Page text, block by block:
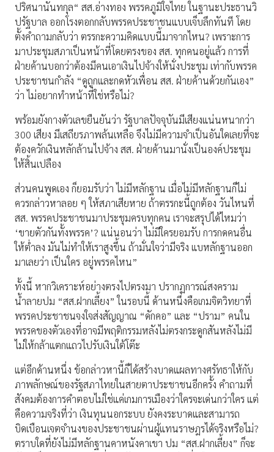
ปริศนานันทกุล“ สส.อ่างทอง พรรคภูมิใจไทย ในฐานะประธานวิ
ปรัฐบาล ออกโรงตอกกลับพรรคประชาชนแบบเจ็บลึกทันที โดย
ตั้งคำถามกลับว่า ตรรกะความคิดแบบนี้มาจากไหน? เพราะการ
มาประชุมสภาเป็นหน้าที่โดยตรงของ สส. ทุกคนอยู่แล้ว การที่
ฝ่ายค้านบอกว่าต้องมีคนเอาเงินไปจ้างให้นั่งประชุม เท่ากับพรรค
ประชาชนกำลัง “ดูถูกและกดหัวเพื่อน สส. ฝ่ายค้านด้วยกันเอง”
ว่า ไม่อยากทำหน้าที่ใช่หรือไม่?
พร้อมยังกางตัวเลขยืนยันว่า รัฐบาลปัจจุบันมีเสียงแน่นหนากว่า
300 เสียง มีเสถียรภาพล้นเหลือ จึงไม่มีความจำเป็นอันใดเลยที่จะ
ต้องควักเงินหลักล้านไปจ้าง สส. ฝ่ายค้านมานั่งเป็นองค์ประชุม
ให้สิ้นเปลือง
ส่วนคนพูดเอง ก็ยอมรับว่า ไม่มีหลักฐาน เมื่อไม่มีหลักฐานก็ไม่
ควรกล่าวหาลอย ๆ ให้สภาเสียหาย ถ้าตรรกะนี้ถูกต้อง วันไหนที่
สส. พรรคประชาชนมาประชุมครบทุกคน เราจะสรุปได้ไหมว่า
‘ขายตัวกันทั้งพรรค’? แน่นอนว่า ไม่มีใครยอมรับ การกดคนอื่น
ให้ต่ำลง มันไม่ทำให้เราสูงขึ้น ถ้ามั่นใจว่ามีจริง แบหลักฐานออก
มาเลยว่า เป็นใคร อยู่พรรคไหน”
ทั้งนี้ หากวิเคราะห์อย่างตรงไปตรงมา ปรากฏการณ์สงคราม
น้ำลายปม “สส.ฝากเลี้ยง” ในรอบนี้ ด้านหนึ่งคือเกมจิตวิทยาที่
พรรคประชาชนจงใจส่งสัญญาณ “ดักคอ” และ “ปราม” คนใน
พรรคของตัวเองที่อาจมีพฤติกรรมหลังไม่ตรงกระดูกสันหลังไม่มี
ไม่ให้กล้าแตกแถวไปรับเงินใต้โต๊ะ
แต่อีกด้านหนึ่ง ข้อกล่าวหานี้ก็ได้สร้างบาดแผลทางศรัทธาให้กับ
ภาพลักษณ์ของรัฐสภาไทยในสายตาประชาชนอีกครั้ง คำถามที่
สังคมต้องการคำตอบไม่ใช่แค่เกมการเมืองว่าใครจะเด่นกว่าใคร แต่
คือความจริงที่ว่า เงินทุนนอกระบบ ยังคงระบาดและสามารถ
บิดเบือนเจตจำนงของประชาชนผ่านผู้แทนราษฎรได้จริงหรือไม่?
ตราบใดที่ยังไม่มีหลักฐานคาหนังคาเขา ปม “สส.ฝากเลี้ยง” ก็จะ